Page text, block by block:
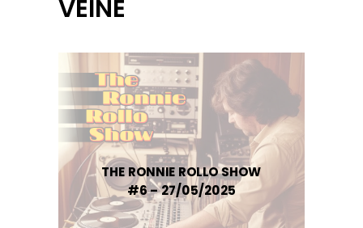
VEINE
THE RONNIE ROLLO SHOW
#6 – 27/05/2025